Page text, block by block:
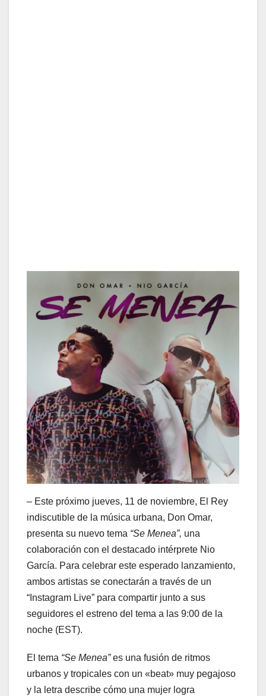
– Este próximo jueves, 11 de noviembre, El Rey
indiscutible de la música urbana, Don Omar,
presenta su nuevo tema “Se Menea”, una
colaboración con el destacado intérprete Nio
García. Para celebrar este esperado lanzamiento,
ambos artistas se conectarán a través de un
“Instagram Live” para compartir junto a sus
seguidores el estreno del tema a las 9:00 de la
noche (EST).
El tema “Se Menea”es una fusión de ritmos
urbanos y tropicales con un «beat» muy pegajoso
y la letra describe cómo una mujer logra